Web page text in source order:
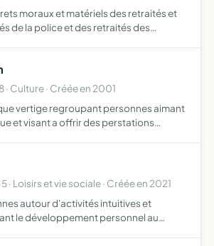
moraux et matériels des retraités et
de la police et des retraités des
· Culture · Créée en 2001
vertige regroupant personnes aimant
et visant a offrir des perstations
· Loisirs et vie sociale · Créée en 2021
autour d'activités intuitives et
le développement personnel au